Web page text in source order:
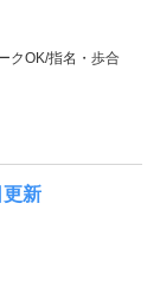
クOK/指名・歩合
更新